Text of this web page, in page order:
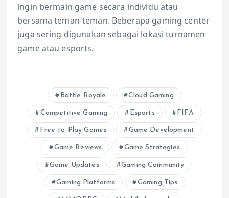
ingin bermain game secara individu atau
bersama teman-teman. Beberapa gaming center
juga sering digunakan sebagai lokasi turnamen
game atau esports.
Battle Royale Cloud Gaming
Competitive Gaming Esports FIFA
Free-to-Play Games Game Development
Game Reviews Game Strategies
Game Updates Gaming Community
Gaming Platforms Gaming Tips